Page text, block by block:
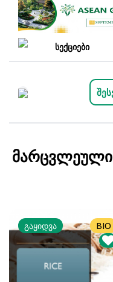
სექციები
მარცვლეული
გაყიდვა BIO